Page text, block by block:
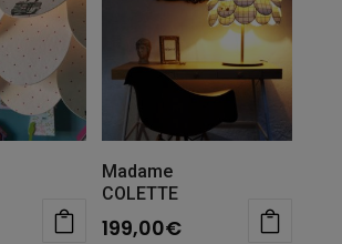
Madame
COLETTE
199,00€